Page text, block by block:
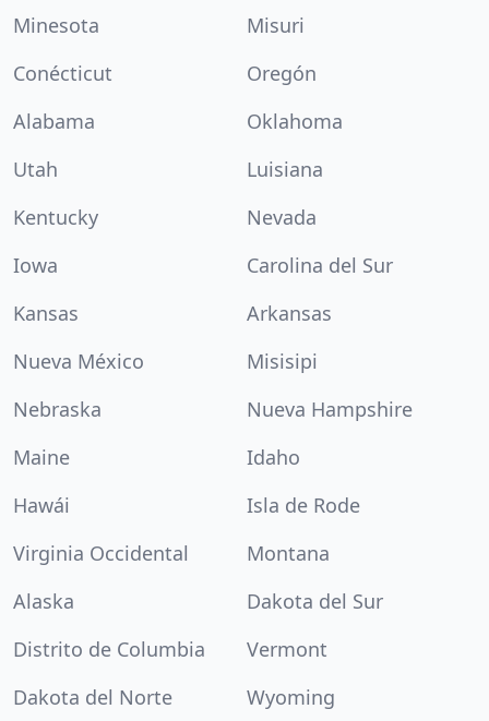
Minesota
Misuri
Conécticut
Oregón
Alabama
Oklahoma
Utah
Luisiana
Kentucky
Nevada
Iowa
Carolina del Sur
Kansas
Arkansas
Nueva México
Misisipi
Nebraska
Nueva Hampshire
Maine
Idaho
Hawái
Isla de Rode
Virginia Occidental
Montana
Alaska
Dakota del Sur
Distrito de Columbia
Vermont
Dakota del Norte
Wyoming